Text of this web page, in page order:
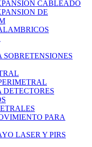
CABLEADO
DE
SOBRETENSIONES
DETECTORES
PARA
LASER Y PIRS